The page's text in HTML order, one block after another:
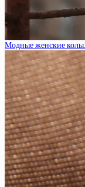
Модные женские